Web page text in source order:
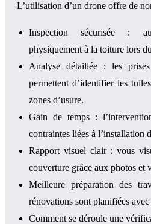
L’utilisation d’un drone offre de
Inspection sécurisée :
physiquement à la toiture lors
Analyse détaillée : les
permettent d’identifier les
zones d’usure.
Gain de temps :
contraintes liées à l’installation
Rapport visuel clair : vous
couverture grâce aux photos et
Meilleure préparation des
rénovations sont planifiées
Comment se déroule une